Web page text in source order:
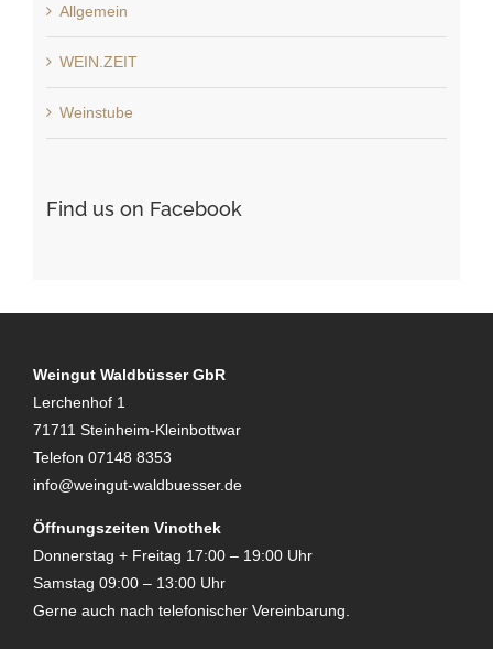
Allgemein
WEIN.ZEIT
Weinstube
Find us on Facebook
Weingut Waldbüsser GbR
Lerchenhof 1
71711 Steinheim-Kleinbottwar
Telefon 07148 8353
info@weingut-waldbuesser.de
Öffnungszeiten Vinothek
Donnerstag + Freitag 17:00 – 19:00 Uhr
Samstag 09:00 – 13:00 Uhr
Gerne auch nach telefonischer Vereinbarung.